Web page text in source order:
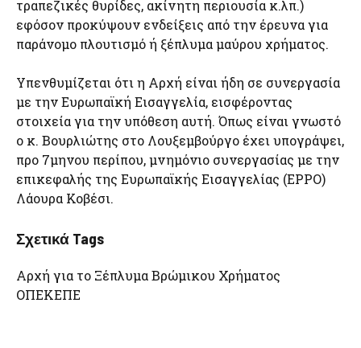
τραπεζικές θυρίδες, ακίνητη περιουσία κ.λπ.)
εφόσον προκύψουν ενδείξεις από την έρευνα για
παράνομο πλουτισμό ή ξέπλυμα μαύρου χρήματος.
Υπενθυμίζεται ότι η Αρχή είναι ήδη σε συνεργασία
με την Ευρωπαϊκή Εισαγγελία, εισφέροντας
στοιχεία για την υπόθεση αυτή. Όπως είναι γνωστό
ο κ. Βουρλιώτης στο Λουξεμβούργο έχει υπογράψει,
προ 7μηνου περίπου, μνημόνιο συνεργασίας με την
επικεφαλής της Ευρωπαϊκής Εισαγγελίας (ΕΡΡΟ)
Λάουρα Κοβέσι.
Σχετικά Tags
Αρχή για το Ξέπλυμα Βρώμικου Χρήματος
ΟΠΕΚΕΠΕ